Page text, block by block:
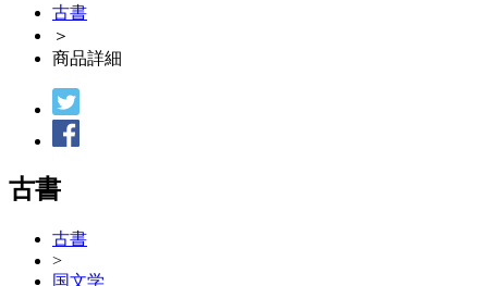
古書
＞
商品詳細
古書
古書
>
国文学